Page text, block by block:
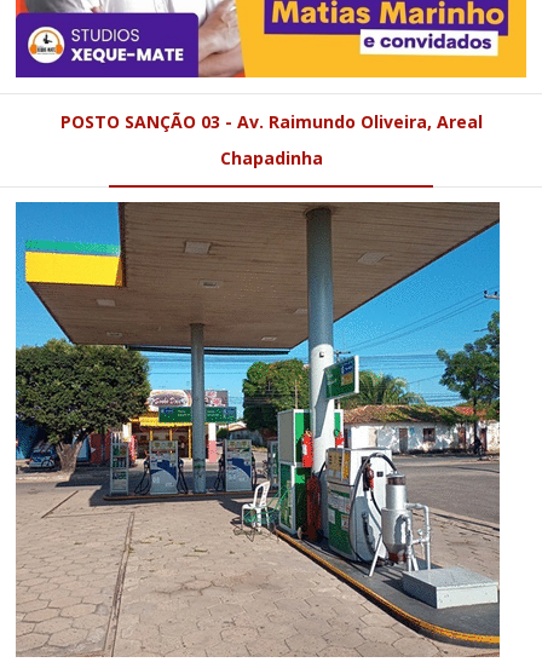
POSTO SANÇÃO 03 - Av. Raimundo Oliveira, Areal
Chapadinha